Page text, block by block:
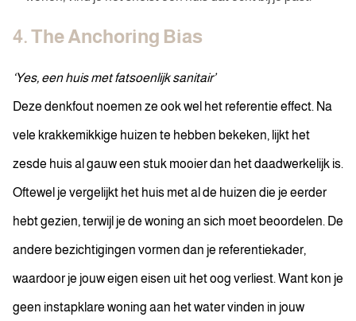
4. The Anchoring Bias
‘Yes, een huis met fatsoenlijk sanitair’
Deze denkfout noemen ze ook wel het referentie effect. Na
vele krakkemikkige huizen te hebben bekeken, lijkt het
zesde huis al gauw een stuk mooier dan het daadwerkelijk is.
Oftewel je vergelijkt het huis met al de huizen die je eerder
hebt gezien, terwijl je de woning an sich moet beoordelen. De
andere bezichtigingen vormen dan je referentiekader,
waardoor je jouw eigen eisen uit het oog verliest. Want kon je
geen instapklare woning aan het water vinden in jouw